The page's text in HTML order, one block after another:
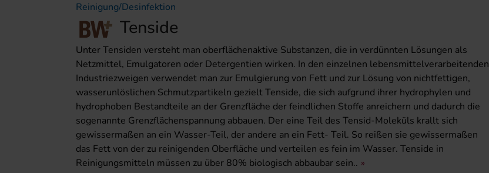
Reinigung/Desinfektion
Tenside
Unter Tensiden versteht man oberflächenaktive Substanzen, die in verdünnten Lösungen als
Netzmittel, Emulgatoren oder Detergentien wirken. In den einzelnen lebensmittelverarbeitenden
Industriezweigen verwendet man zur Emulgierung von Fett und zur Lösung von nichtfettigen,
wasserunlöslichen Schmutzpartikeln gezielt Tenside, die sich aufgrund ihrer hydrophylen und
hydrophoben Bestandteile an der Grenzfläche der feindlichen Stoffe anreichern und dadurch die
sogenannte Grenzflächenspannung abbauen. Der eine Teil des Tensid-Moleküls krallt sich
gewissermaßen an ein Wasser-Teil, der andere an ein Fett- Teil. So reißen sie gewissermaßen
das Fett von der zu reinigenden Oberfläche und verteilen es fein im Wasser. Tenside in
Reinigungsmitteln müssen zu über 80% biologisch abbaubar sein..